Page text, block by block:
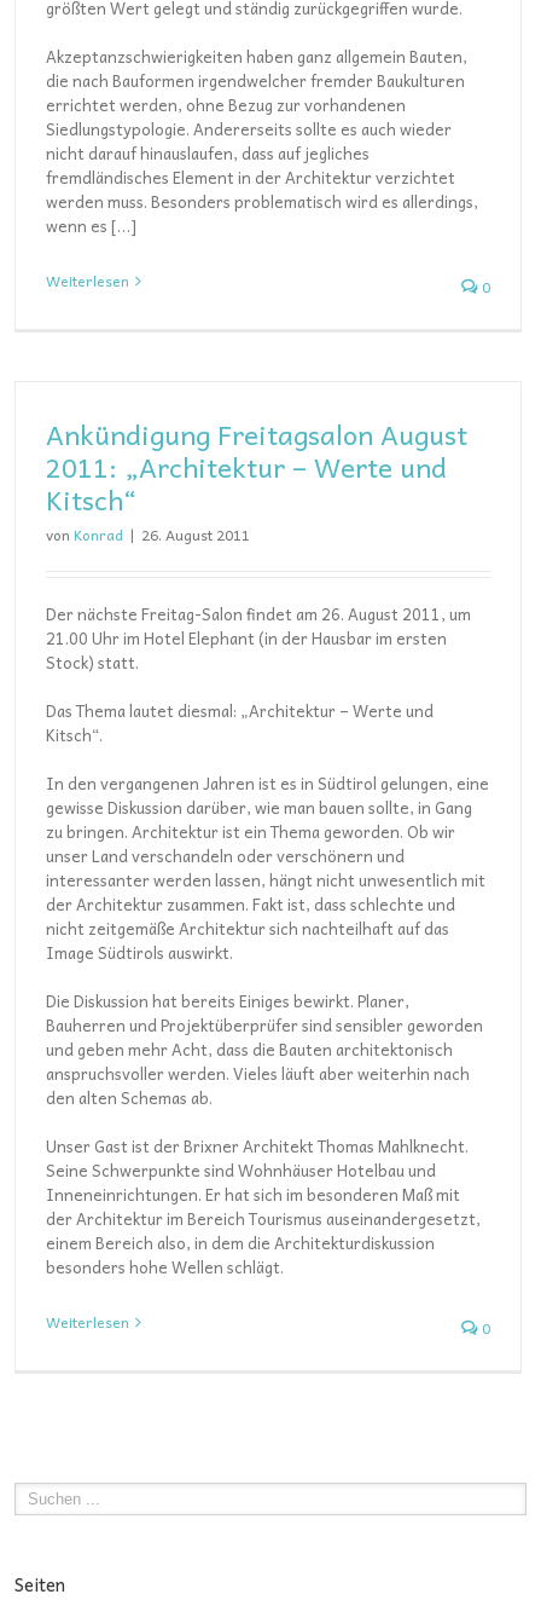
größten Wert gelegt und ständig zurückgegriffen wurde.
Akzeptanzschwierigkeiten haben ganz allgemein Bauten,
die nach Bauformen irgendwelcher fremder Baukulturen
errichtet werden, ohne Bezug zur vorhandenen
Siedlungstypologie. Andererseits sollte es auch wieder
nicht darauf hinauslaufen, dass auf jegliches
fremdländisches Element in der Architektur verzichtet
werden muss. Besonders problematisch wird es allerdings,
wenn es […]
Weiterlesen 0
Ankündigung Freitagsalon August
2011: „Architektur – Werte und
Kitsch“
von Konrad | 26. August 2011
Der nächste Freitag-Salon findet am 26. August 2011, um
21.00 Uhr im Hotel Elephant (in der Hausbar im ersten
Stock) statt.
Das Thema lautet diesmal: „Architektur – Werte und
Kitsch“.
In den vergangenen Jahren ist es in Südtirol gelungen, eine
gewisse Diskussion darüber, wie man bauen sollte, in Gang
zu bringen. Architektur ist ein Thema geworden. Ob wir
unser Land verschandeln oder verschönern und
interessanter werden lassen, hängt nicht unwesentlich mit
der Architektur zusammen. Fakt ist, dass schlechte und
nicht zeitgemäße Architektur sich nachteilhaft auf das
Image Südtirols auswirkt.
Die Diskussion hat bereits Einiges bewirkt. Planer,
Bauherren und Projektüberprüfer sind sensibler geworden
und geben mehr Acht, dass die Bauten architektonisch
anspruchsvoller werden. Vieles läuft aber weiterhin nach
den alten Schemas ab.
Unser Gast ist der Brixner Architekt Thomas Mahlknecht.
Seine Schwerpunkte sind Wohnhäuser Hotelbau und
Inneneinrichtungen. Er hat sich im besonderen Maß mit
der Architektur im Bereich Tourismus auseinandergesetzt,
einem Bereich also, in dem die Architekturdiskussion
besonders hohe Wellen schlägt.
Weiterlesen 0
Seiten